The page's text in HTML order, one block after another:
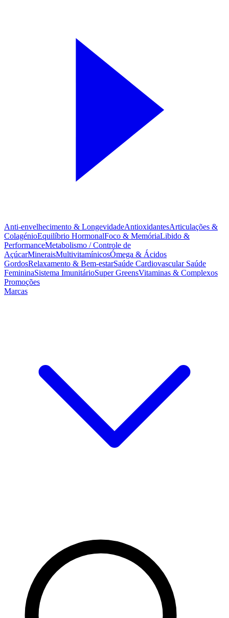
Anti-envelhecimento & LongevidadeAntioxidantesArticulações &
ColagénioEquilíbrio HormonalFoco & MemóriaLibido &
PerformanceMetabolismo / Controle de
AçúcarMineraisMultivitamínicosÓmega & Ácidos
GordosRelaxamento & Bem-estarSaúde Cardiovascular Saúde
FemininaSistema ImunitárioSuper GreensVitaminas & Complexos
Promoções
Marcas